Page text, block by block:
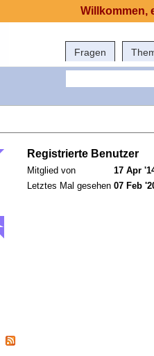
Fragen
Registrierte Benutzer
Mitglied von
17 Apr
Letztes Mal gesehen 07 Feb
Willkommen,